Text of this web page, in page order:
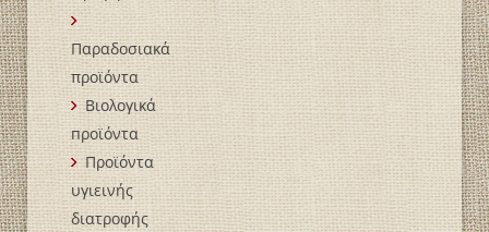
Παραδοσιακά
προϊόντα
Βιολογικά
пροϊόντα
Προϊόντα
υγιεινής
διατροφής